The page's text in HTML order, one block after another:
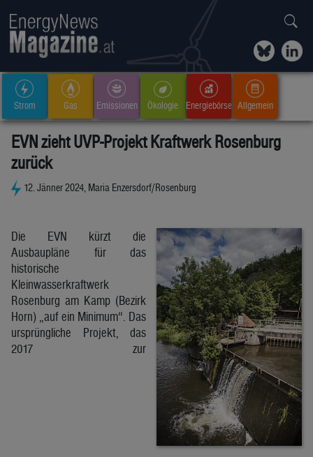
Strom Gas Emissionen Ökologie Energiebörse Allgemein
EVN zieht UVP-Projekt Kraftwerk Rosenburg
zurück
12. Jänner 2024, Maria Enzersdorf/Rosenburg
Die EVN kürzt die
Ausbaupläne für das
historische
Kleinwasserkraftwerk
Rosenburg am Kamp (Bezirk
Horn) „auf ein Minimum“. Das
ursprüngliche Projekt, das
2017 zur